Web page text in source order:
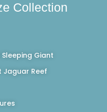
Collection
Giant
Jaguar Reef